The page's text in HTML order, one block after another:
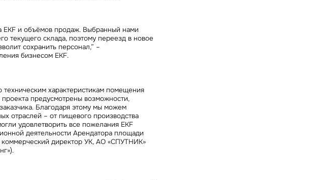
EKF и объёмов продаж. Выбранный нами
текущего склада, поэтому переезд в новое
сохранить персонал,” –
бизнесом EKF.
характеристикам помещения
проекта предусмотрены возможности,
Благодаря этому мы можем
отраслей – от пищевого производства
удовлетворить все пожелания EKF
деятельности Арендатора площади
директор УК, АО «СПУТНИК»
.